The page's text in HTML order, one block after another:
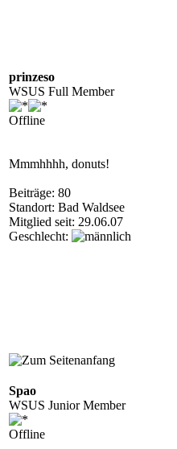
prinzeso
WSUS Full Member
Offline
Mmmhhhh, donuts!
Beiträge: 80
Standort: Bad Waldsee
Mitglied seit: 29.06.07
Geschlecht:
Spao
WSUS Junior Member
Offline